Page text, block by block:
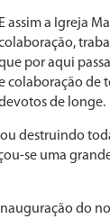
E assim a Igreja
por aqui
colaboração de
de longe.
destruindo
se uma
do